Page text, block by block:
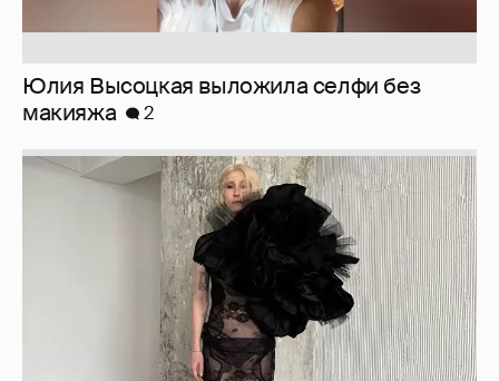
Юлия Высоцкая выложила селфи без
макияжа
2